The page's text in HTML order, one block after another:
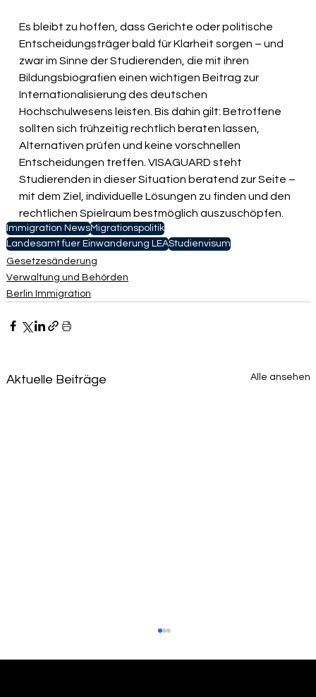
Es bleibt zu hoffen, dass Gerichte oder politische
Entscheidungsträger bald für Klarheit sorgen – und
zwar im Sinne der Studierenden, die mit ihren
Bildungsbiografien einen wichtigen Beitrag zur
Internationalisierung des deutschen
Hochschulwesens leisten. Bis dahin gilt: Betroffene
sollten sich frühzeitig rechtlich beraten lassen,
Alternativen prüfen und keine vorschnellen
Entscheidungen treffen. VISAGUARD steht
Studierenden in dieser Situation beratend zur Seite –
mit dem Ziel, individuelle Lösungen zu finden und den
rechtlichen Spielraum bestmöglich auszuschöpfen.
Immigration NewsMigrationspolitik
Landesamt fuer Einwanderung LEAStudienvisum
Gesetzesänderung
Verwaltung und Behörden
Berlin Immigration
Aktuelle Beiträge Alle ansehen